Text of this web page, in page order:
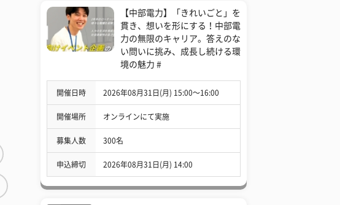
【中部電力】「きれいごと」を
貫き、想いを形にする！中部電
力の無限のキャリア。答えのな
い問いに挑み、成長し続ける環
境の魅力 #
開催日時 2026年08月31日(月) 15:00〜16:00
開催場所 オンラインにて実施
募集人数 300名
申込締切 2026年08月31日(月) 14:00